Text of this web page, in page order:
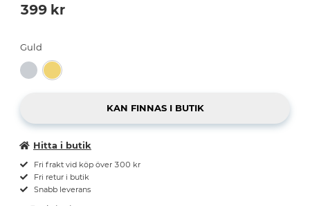
399 kr
Guld
Hitta i butik
Fri frakt vid köp över 300 kr
Fri retur i butik
Snabb leverans